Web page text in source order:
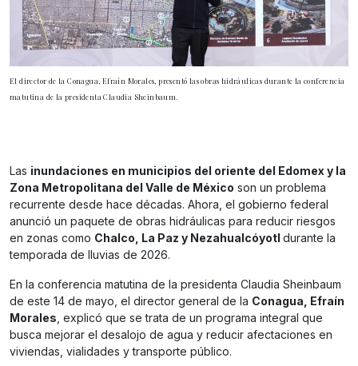
El director de la Conagua, Efraín Morales, presentó las obras hidráulicas durante la conferencia
matutina de la presidenta Claudia Sheinbaum.
Las inundaciones en municipios del oriente del Edomex y la
Zona Metropolitana del Valle de México son un problema
recurrente desde hace décadas. Ahora, el gobierno federal
anunció un paquete de obras hidráulicas para reducir riesgos
en zonas como Chalco, La Paz y Nezahualcóyotl durante la
temporada de lluvias de 2026.
En la conferencia matutina de la presidenta Claudia Sheinbaum
de este 14 de mayo, el director general de la Conagua, Efraín
Morales, explicó que se trata de un programa integral que
busca mejorar el desalojo de agua y reducir afectaciones en
viviendas, vialidades y transporte público.